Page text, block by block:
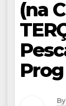
(na
By